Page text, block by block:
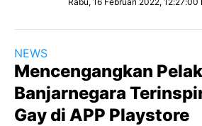
NEWS
Mencengangkan
Banjarnegara
Gay di APP Playstore